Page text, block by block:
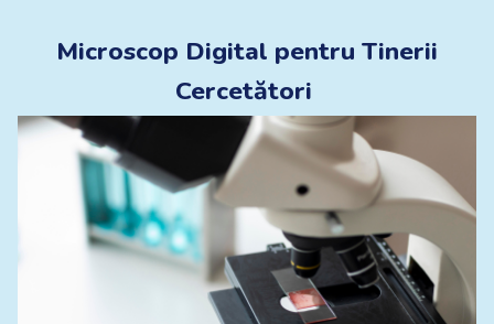
Microscop Digital pentru Tinerii
Cercetători